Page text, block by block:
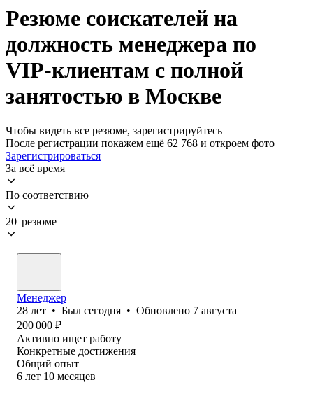
Резюме соискателей на
должность менеджера по
VIP-клиентам с полной
занятостью в Москве
Чтобы видеть все резюме, зарегистрируйтесь
После регистрации покажем ещё 62 768 и откроем фото
Зарегистрироваться
За всё время
По соответствию
20 резюме
Менеджер
28 лет • Был сегодня • Обновлено 7 августа
200 000 ₽
Активно ищет работу
Конкретные достижения
Общий опыт
6 лет 10 месяцев